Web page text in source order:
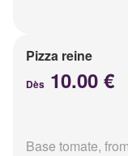
Pizza reine
Dès 10.00 €
Base tomate,